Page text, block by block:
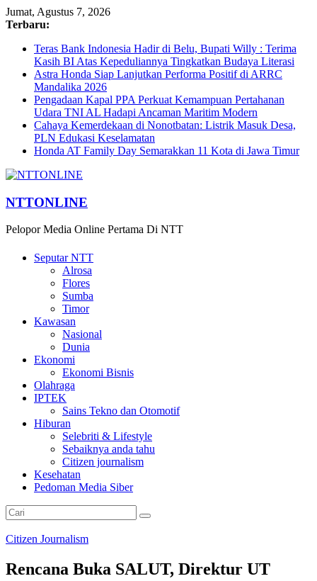
Jumat, Agustus 7, 2026
Terbaru:
Teras Bank Indonesia Hadir di Belu, Bupati Willy : Terima
Kasih BI Atas Kepeduliannya Tingkatkan Budaya Literasi
Astra Honda Siap Lanjutkan Performa Positif di ARRC
Mandalika 2026
Pengadaan Kapal PPA Perkuat Kemampuan Pertahanan
Udara TNI AL Hadapi Ancaman Maritim Modern
Cahaya Kemerdekaan di Nonotbatan: Listrik Masuk Desa,
PLN Edukasi Keselamatan
Honda AT Family Day Semarakkan 11 Kota di Jawa Timur
NTTONLINE
Pelopor Media Online Pertama Di NTT
Seputar NTT
Alrosa
Flores
Sumba
Timor
Kawasan
Nasional
Dunia
Ekonomi
Ekonomi Bisnis
Olahraga
IPTEK
Sains Tekno dan Otomotif
Hiburan
Selebriti & Lifestyle
Sebaiknya anda tahu
Citizen journalism
Kesehatan
Pedoman Media Siber
Citizen Journalism
Rencana Buka SALUT, Direktur UT